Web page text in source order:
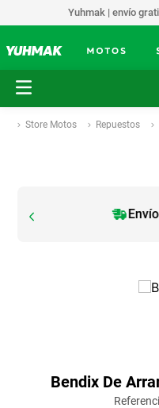
Yuhmak | envío
Store Motos Repuestos
Bendix De